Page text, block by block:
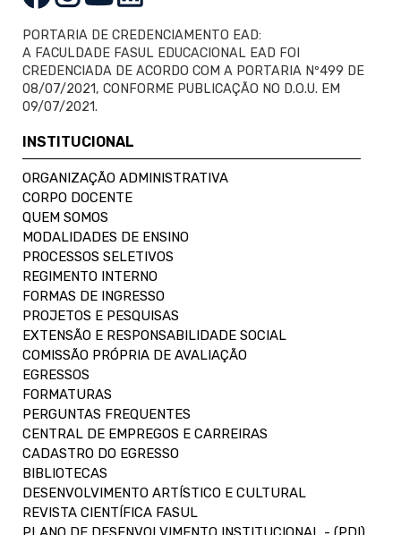
PORTARIA DE CREDENCIAMENTO EAD:
A FACULDADE FASUL EDUCACIONAL EAD FOI
CREDENCIADA DE ACORDO COM A PORTARIA Nº499 DE
08/07/2021, CONFORME PUBLICAÇÃO NO D.O.U. EM
09/07/2021.
INSTITUCIONAL
ORGANIZAÇÃO ADMINISTRATIVA
CORPO DOCENTE
QUEM SOMOS
MODALIDADES DE ENSINO
PROCESSOS SELETIVOS
REGIMENTO INTERNO
FORMAS DE INGRESSO
PROJETOS E PESQUISAS
EXTENSÃO E RESPONSABILIDADE SOCIAL
COMISSÃO PRÓPRIA DE AVALIAÇÃO
EGRESSOS
FORMATURAS
PERGUNTAS FREQUENTES
CENTRAL DE EMPREGOS E CARREIRAS
CADASTRO DO EGRESSO
BIBLIOTECAS
DESENVOLVIMENTO ARTÍSTICO E CULTURAL
REVISTA CIENTÍFICA FASUL